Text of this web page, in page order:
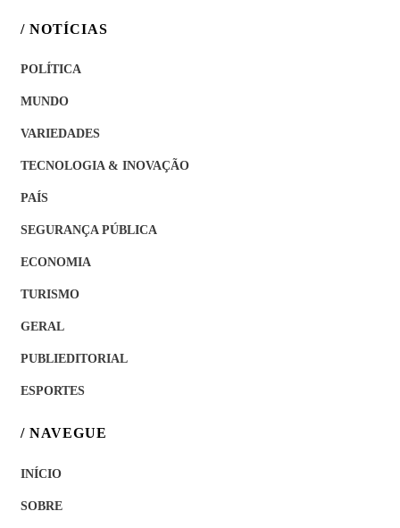
/ NOTÍCIAS
POLÍTICA
MUNDO
VARIEDADES
TECNOLOGIA & INOVAÇÃO
PAÍS
SEGURANÇA PÚBLICA
ECONOMIA
TURISMO
GERAL
PUBLIEDITORIAL
ESPORTES
/ NAVEGUE
INÍCIO
SOBRE